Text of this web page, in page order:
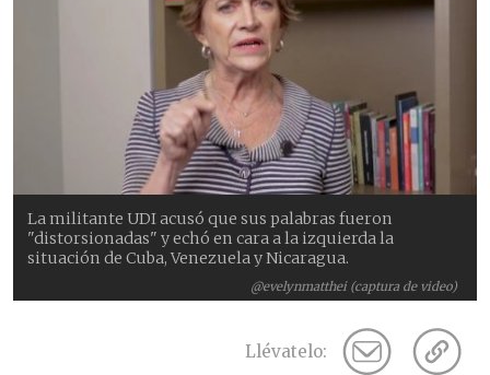
@evelynmatthei (captura de video)
La militante UDI acusó que sus palabras fueron
"distorsionadas" y echó en cara a la izquierda la
situación de Cuba, Venezuela y Nicaragua.
Llévatelo: